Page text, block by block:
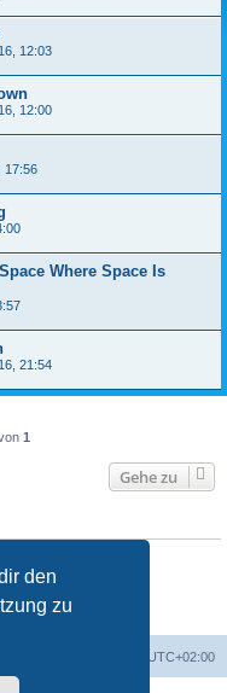
den
zu
12:03
12:00
17:56
Where Space Is
21:54
1
Gehe zu
erstellen.
UTC+02:00